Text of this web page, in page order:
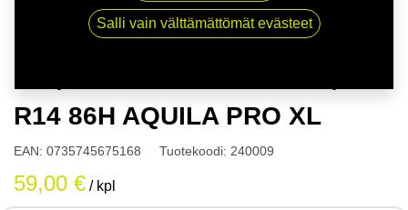
R14 86H AQUILA PRO XL
EAN: 0735745675168 Tuotekoodi: 240009
59,00 € / kpl
Salli vain välttämättömät evästeet